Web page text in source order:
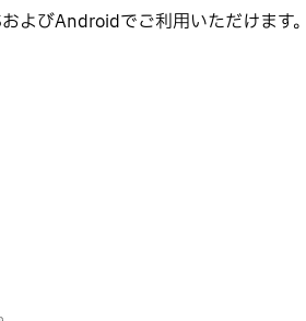
よびAndroidでご利用いただけます。